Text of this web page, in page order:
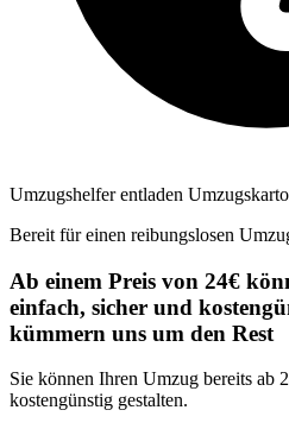
Umzugshelfer entladen
Bereit für einen reibungslosen
Ab einem Preis von 24€
einfach, sicher und
kümmern uns um den Rest
Sie können Ihren Umzug bereits ab
kostengünstig gestalten.